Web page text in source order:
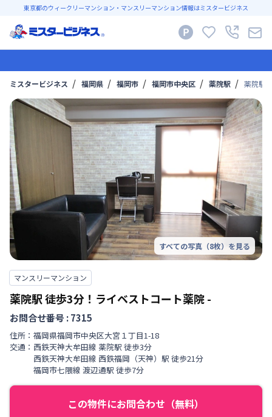
東京都のウィークリーマンション・マンスリーマンション情報はミスタービジネス
ミスタービジネス 福岡県 福岡市 福岡市中央区 薬院駅 薬院駅
すべての写真（8枚）を見る
マンスリーマンション
薬院駅 徒歩3分！ライベストコート薬院-
お問合せ番号 :7315
住所： 福岡県福岡市中央区大宮 １丁目1-18
交通： 西鉄天神大牟田線 薬院駅 徒歩3分
西鉄天神大牟田線 西鉄福岡（天神）駅 徒歩21分
福岡市七隈線 渡辺通駅 徒歩7分
この物件にお問合わせ（無料）